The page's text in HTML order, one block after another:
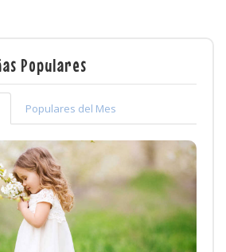
Populares
Populares del Mes